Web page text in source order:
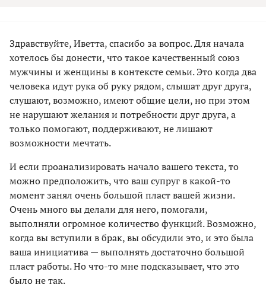
Здравствуйте, Иветта, спасибо за вопрос. Для начала
хотелось бы донести, что такое качественный союз
мужчины и женщины в контексте семьи. Это когда два
человека идут рука об руку рядом, слышат друг друга,
слушают, возможно, имеют общие цели, но при этом
не нарушают желания и потребности друг друга, а
только помогают, поддерживают, не лишают
возможности мечтать.
И если проанализировать начало вашего текста, то
можно предположить, что ваш супруг в какой-то
момент занял очень большой пласт вашей жизни.
Очень много вы делали для него, помогали,
выполняли огромное количество функций. Возможно,
когда вы вступили в брак, вы обсудили это, и это была
ваша инициатива — выполнять достаточно большой
пласт работы. Но что-то мне подсказывает, что это
было не так.